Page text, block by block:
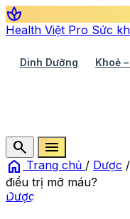
spa
Health Việt Pro Sức
Dinh Dưỡng Khoẻ
search
menu
home Trang chủ / Dược /
điều trị mỡ máu?
Dược